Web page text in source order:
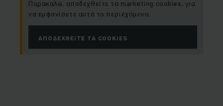
Παρακαλώ, αποδεχθείτε τα marketing cookies, για
να εμφανίσετε αυτό το περιεχόμενο.
ΑΠΟΔΕΧΘΕΊΤΕ ΤΑ COOKIES